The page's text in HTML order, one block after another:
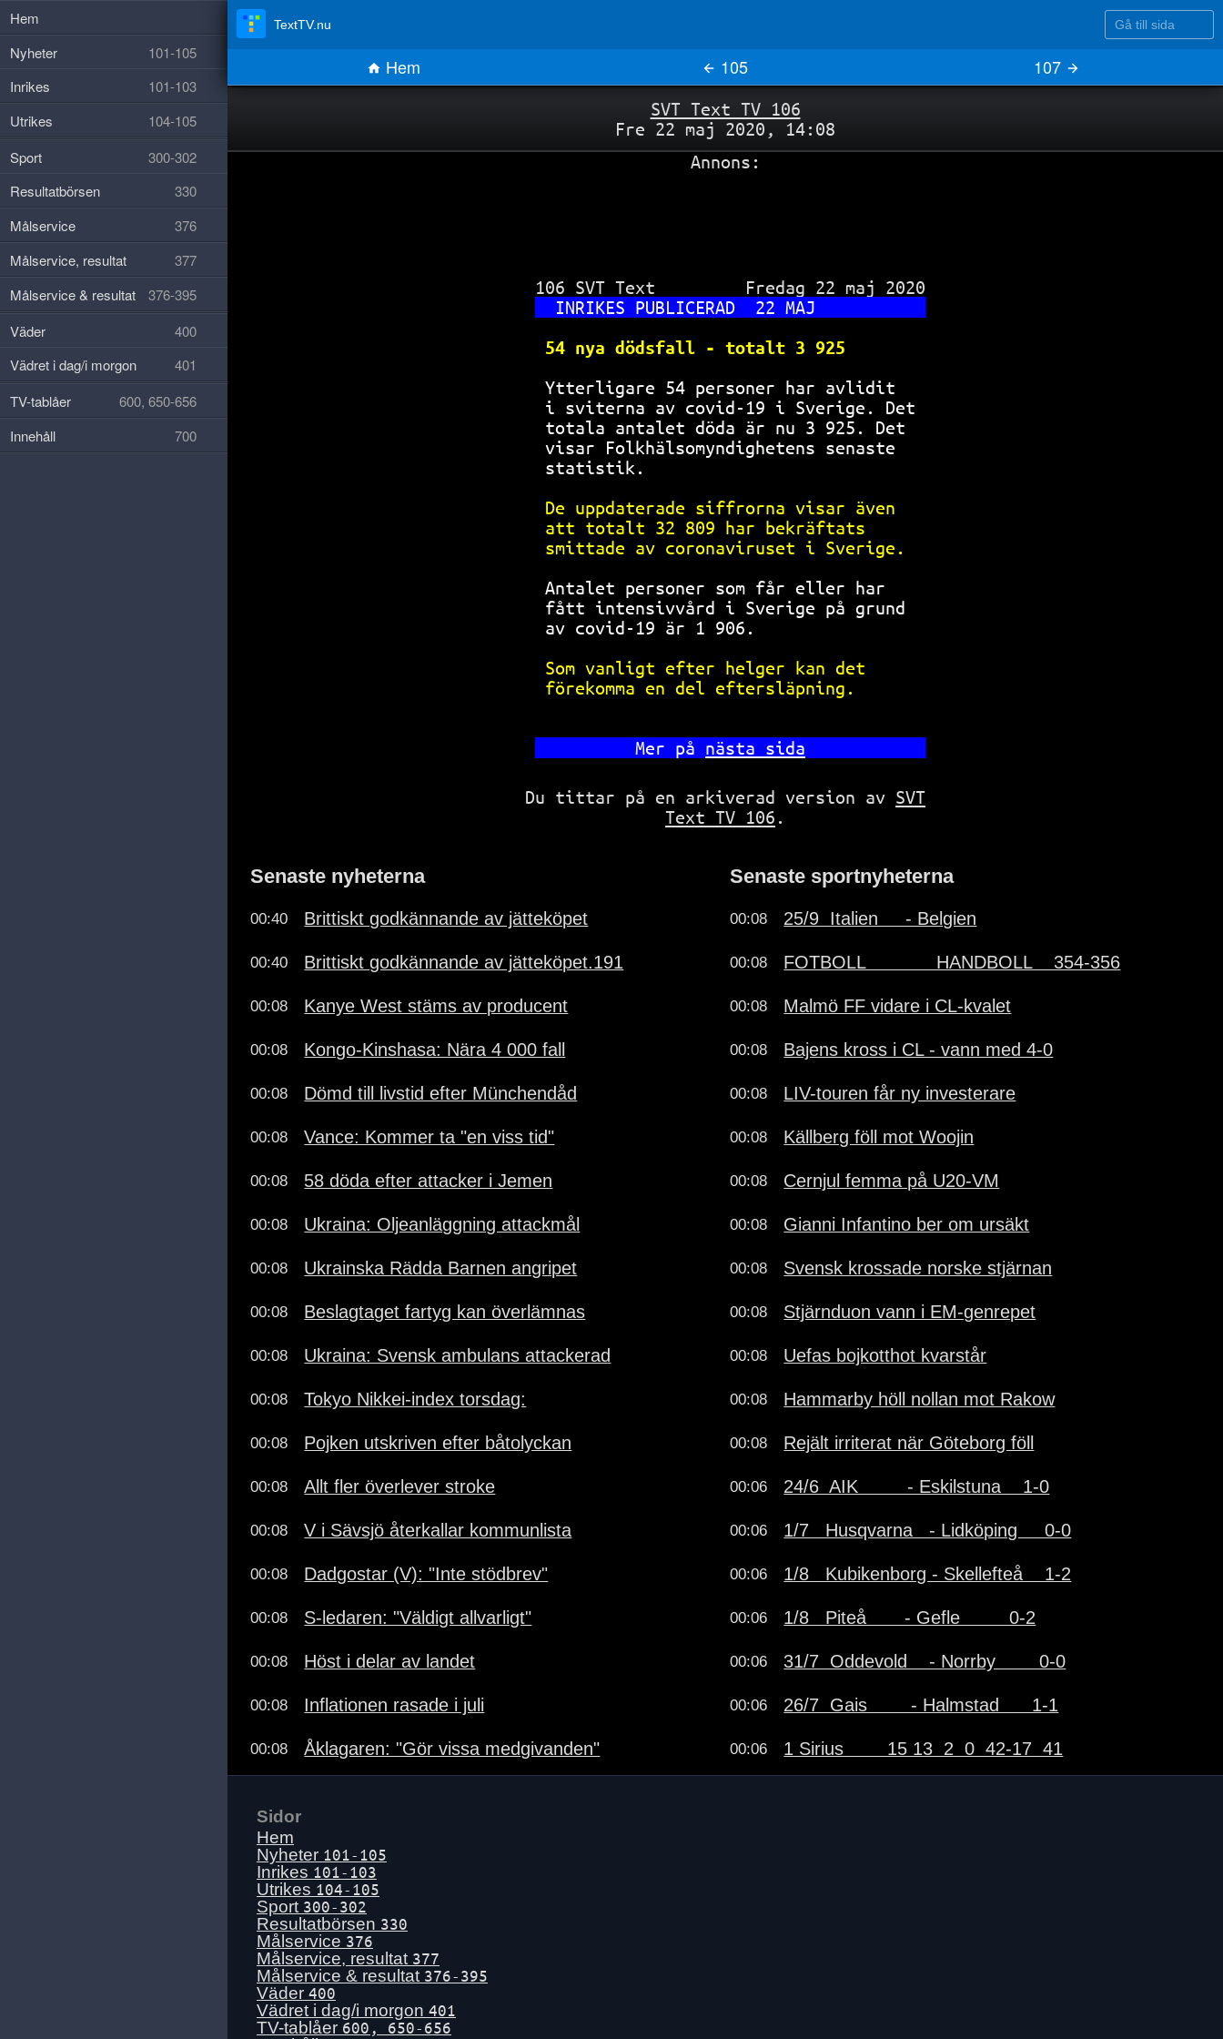
SVT Text TV 106
Fre 22 maj 2020, 14:08
Annons:
106 SVT Text         Fredag 22 maj 2020
INRIKES PUBLICERAD  22 MAJ
54 nya dödsfall - totalt 3 925
Ytterligare 54 personer har avlidit
i sviterna av covid-19 i Sverige. Det
totala antalet döda är nu 3 925. Det
visar Folkhälsomyndighetens senaste
statistik.
De uppdaterade siffrorna visar även
att totalt 32 809 har bekräftats
smittade av coronaviruset i Sverige.
Antalet personer som får eller har
fått intensivvård i Sverige på grund
av covid-19 är 1 906.
Som vanligt efter helger kan det
förekomma en del eftersläpning.
        Mer på
nästa sida
Du tittar på en arkiverad version av SVT
Text TV 106 .
Senaste nyheterna
00:40 Brittiskt godkännande av jätteköpet
00:40 Brittiskt godkännande av jätteköpet.191
00:08 Kanye West stäms av producent
00:08 Kongo-Kinshasa: Nära 4 000 fall
00:08 Dömd till livstid efter Münchendåd
00:08 Vance: Kommer ta "en viss tid"
00:08 58 döda efter attacker i Jemen
00:08 Ukraina: Oljeanläggning attackmål
00:08 Ukrainska Rädda Barnen angripet
00:08 Beslagtaget fartyg kan överlämnas
00:08 Ukraina: Svensk ambulans attackerad
00:08 Tokyo Nikkei-index torsdag:
00:08 Pojken utskriven efter båtolyckan
00:08 Allt fler överlever stroke
00:08 V i Sävsjö återkallar kommunlista
00:08 Dadgostar (V): "Inte stödbrev"
00:08 S-ledaren: "Väldigt allvarligt"
00:08 Höst i delar av landet
00:08 Inflationen rasade i juli
00:08 Åklagaren: "Gör vissa medgivanden"
Senaste sportnyheterna
00:08 25/9  Italien     - Belgien
00:08 FOTBOLL             HANDBOLL    354-356
00:08 Malmö FF vidare i CL-kvalet
00:08 Bajens kross i CL - vann med 4-0
00:08 LIV-touren får ny investerare
00:08 Källberg föll mot Woojin
00:08 Cernjul femma på U20-VM
00:08 Gianni Infantino ber om ursäkt
00:08 Svensk krossade norske stjärnan
00:08 Stjärnduon vann i EM-genrepet
00:08 Uefas bojkotthot kvarstår
00:08 Hammarby höll nollan mot Rakow
00:08 Rejält irriterat när Göteborg föll
00:06 24/6  AIK         - Eskilstuna    1-0
00:06 1/7   Husqvarna   - Lidköping     0-0
00:06 1/8   Kubikenborg - Skellefteå    1-2
00:06 1/8   Piteå       - Gefle         0-2
00:06 31/7  Oddevold    - Norrby        0-0
00:06 26/7  Gais        - Halmstad      1-1
00:06 1 Sirius        15 13  2  0  42-17  41
TextTV.nu Gå till sida
Hem 105 107
Sidor
Hem
Nyheter 101-105
Inrikes 101-103
Utrikes 104-105
Sport 300-302
Resultatbörsen 330
Målservice 376
Målservice, resultat 377
Målservice & resultat 376-395
Väder 400
Vädret i dag/i morgon 401
TV-tablåer 600, 650-656
Hem
Nyheter
101-105
Inrikes
101-103
Utrikes
104-105
Sport
300-302
Resultatbörsen
330
Målservice
376
Målservice, resultat
377
Målservice & resultat
376-395
Väder
400
Vädret i dag/i morgon
401
TV-tablåer
600, 650-656
Innehåll
700